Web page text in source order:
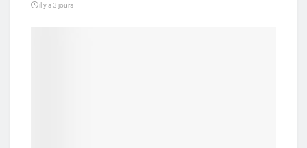
il y a 3 jours